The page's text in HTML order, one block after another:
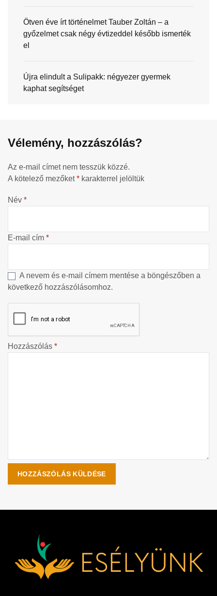
Ötven éve írt történelmet Tauber Zoltán – a
győzelmet csak négy évtizeddel később ismerték
el
Újra elindult a Sulipakk: négyezer gyermek
kaphat segítséget
Vélemény, hozzászólás?
Az e-mail címet nem tesszük közzé.
A kötelező mezőket* karakterrel jelöltük
Név *
E-mail cím *
A nevem és e-mail címem mentése a böngészőben a
következő hozzászólásomhoz.
Hozzászólás *